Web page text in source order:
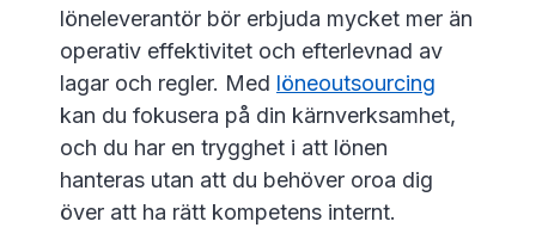
löneleverantör bör erbjuda mycket mer än
operativ effektivitet och efterlevnad av
lagar och regler. Med löneoutsourcing
kan du fokusera på din kärnverksamhet,
och du har en trygghet i att lönen
hanteras utan att du behöver oroa dig
över att ha rätt kompetens internt.